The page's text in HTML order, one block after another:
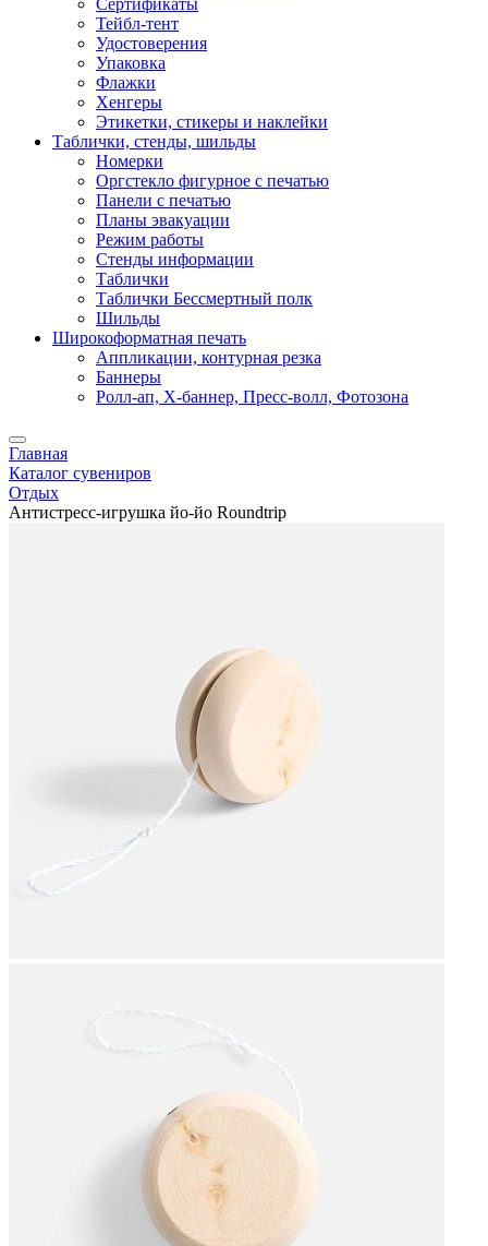
Сертификаты
Тейбл-тент
Удостоверения
Упаковка
Флажки
Хенгеры
Этикетки, стикеры и наклейки
Таблички, стенды, шильды
Номерки
Оргстекло фигурное с печатью
Панели с печатью
Планы эвакуации
Режим работы
Стенды информации
Таблички
Таблички Бессмертный полк
Шильды
Широкоформатная печать
Аппликации, контурная резка
Баннеры
Ролл-ап, X-баннер, Пресс-волл, Фотозона
Главная
Каталог сувениров
Отдых
Антистресс-игрушка йо-йо Roundtrip